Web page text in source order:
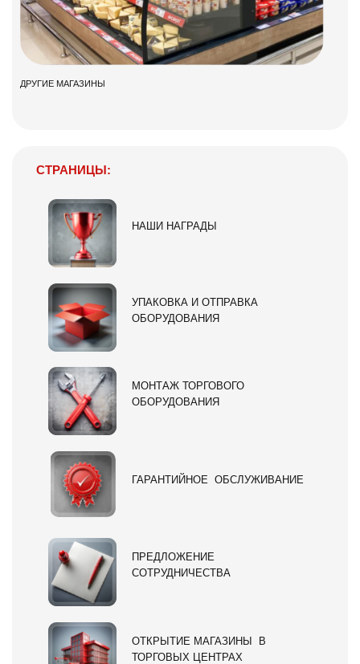
ДРУГИЕ МАГАЗИНЫ
СТРАНИЦЫ:
НАШИ НАГРАДЫ
УПАКОВКА И ОТПРАВКА
ОБОРУДОВАНИЯ
МОНТАЖ ТОРГОВОГО
ОБОРУДОВАНИЯ
ГАРАНТИЙНОЕ ОБСЛУЖИВАНИЕ
ПРЕДЛОЖЕНИЕ
СОТРУДНИЧЕСТВА
ОТКРЫТИЕ МАГАЗИНЫ В
ТОРГОВЫХ ЦЕНТРАХ